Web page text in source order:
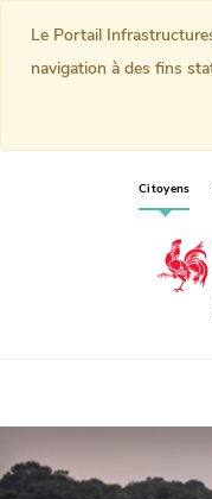
Citoyens
Le Portail
navigation à des fins